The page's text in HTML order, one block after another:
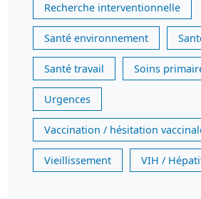
Recherche interventionnelle
Santé environnement
Santé travail Soins
Urgences
Vaccination / hésitation
Vieillissement VIH /